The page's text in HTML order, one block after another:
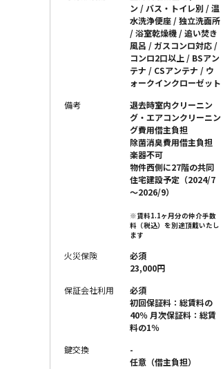
ン / バス・トイレ別 / 温
水洗浄便座 / 独立洗面所
/ 浴室乾燥機 / 追い焚き
風呂 / ガスコンロ対応 /
コンロ2口以上 / BSアン
テナ / CSアンテナ / ウ
ォークインクローゼット
備考
退去時室内クリーニン
グ・エアコンクリーニン
グ費用借主負担
除菌消臭費用借主負担
楽器不可
物件西側に27階の共同
住宅建設予定（2024/7
～2026/9）
※賃料1.1ヶ月分の仲介手数
料（税込）を別途頂戴いたし
ます
火災保険
必須
23,000円
保証会社利用
必須
初回保証料：総賃料の
40％ 月次保証料：総賃
料の1％
鍵交換
-
任意（借主負担）